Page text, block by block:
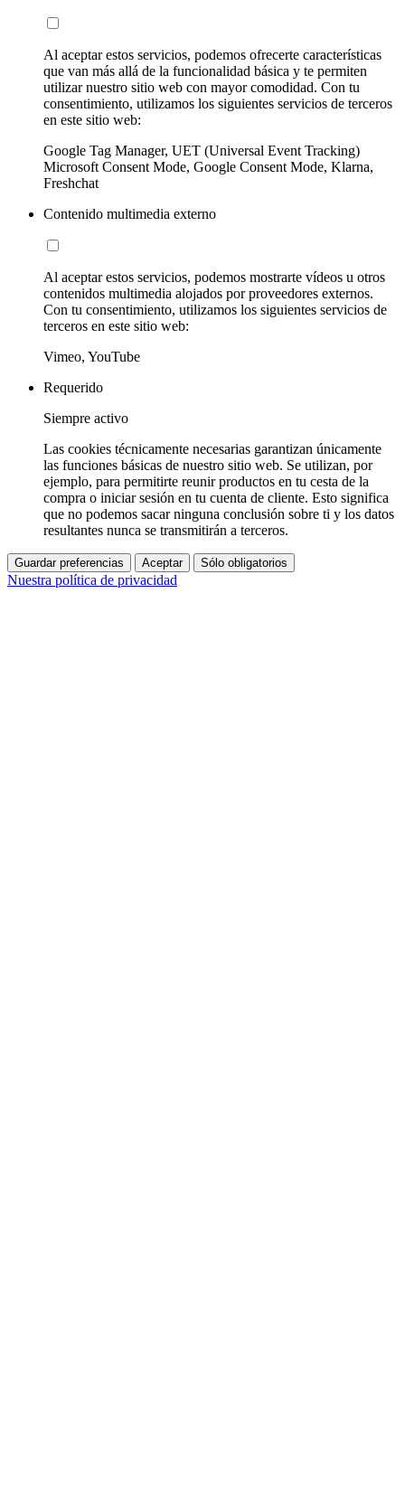
Al aceptar estos servicios, podemos ofrecerte características
que van más allá de la funcionalidad básica y te permiten
utilizar nuestro sitio web con mayor comodidad. Con tu
consentimiento, utilizamos los siguientes servicios de terceros
en este sitio web:
Google Tag Manager, UET (Universal Event Tracking)
Microsoft Consent Mode, Google Consent Mode, Klarna,
Freshchat
Contenido multimedia externo
Al aceptar estos servicios, podemos mostrarte vídeos u otros
contenidos multimedia alojados por proveedores externos.
Con tu consentimiento, utilizamos los siguientes servicios de
terceros en este sitio web:
Vimeo, YouTube
Requerido
Siempre activo
Las cookies técnicamente necesarias garantizan únicamente
las funciones básicas de nuestro sitio web. Se utilizan, por
ejemplo, para permitirte reunir productos en tu cesta de la
compra o iniciar sesión en tu cuenta de cliente. Esto significa
que no podemos sacar ninguna conclusión sobre ti y los datos
resultantes nunca se transmitirán a terceros.
Guardar preferencias Aceptar Sólo obligatorios
Nuestra política de privacidad